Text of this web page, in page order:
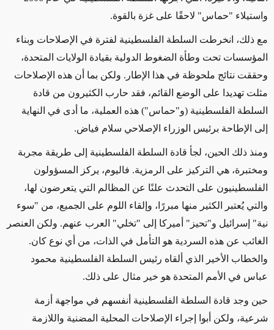
واستيلاء "حماس" لاحقًا على غزة بالقوة.
مع ذلك، انخرطت السلطة الفلسطينية لفترة في الإصلاحات وبناء
المؤسسات تحت وطأة الضغوط الدولية بقيادة الولايات المتحدة،
وحققت نتائج ملحوظة في هذا الإطار. ولكن بما أن هذه الإصلاحات
مثلت تهديدا على الوضع القائم، فقد حارب الكثيرون من قادة
السلطة الفلسطينية (و"حماس") هذه العملية، ما أدى في النهاية
إلى الإطاحة برئيس الوزراء الإصلاحي سلام فياض.
ومنذ ذلك الحين، لجأ قادة السلطة الفلسطينية إلى طريقة مجربة
ومختبرة، هي التركيز على الرمزية. فاليوم، يركز المسؤولون
الفلسطينيون على التحدث علنًا عن المظالم التي يتعرضون لها،
والتي يُعتبر الكثير منها مبررًا، وإلقاء اللوم على الجميع، من "سوء
نية" إسرائيل و"تحيز" أميركا إلى "تخلي" العرب عنهم. ولكن العنصر
الغائب عن هذه السردية هو التأمل في الذات، من أي نوع كان.
والخطاب الأخير الذي ألقاه رئيس السلطة الفلسطينية محمود
عباس في الأمم المتحدة هو خير مثال على ذلك.
حين وجد قادة السلطة الفلسطينية أنفسهم في مواجهة أزمة
شرعية، ولكن أبوا إجراء الإصلاحات المحلية المضنية واللازمة